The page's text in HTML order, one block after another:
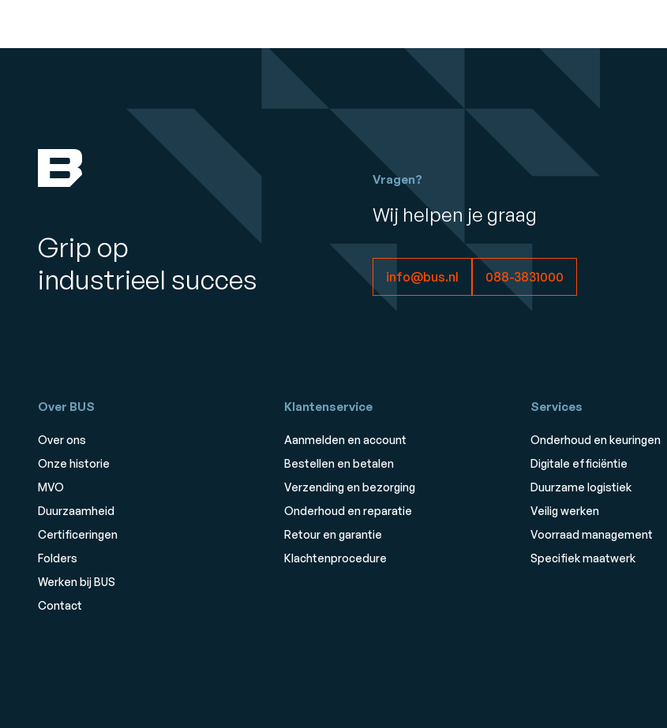
Grip op
industrieel succes
Vragen?
Wij helpen je graag
info@bus.nl 088-3831000
Over BUS
Over ons
Onze historie
MVO
Duurzaamheid
Certificeringen
Folders
Werken bij BUS
Contact
Klantenservice
Aanmelden en account
Bestellen en betalen
Verzending en bezorging
Onderhoud en reparatie
Retour en garantie
Klachtenprocedure
Services
Onderhoud en keuringen
Digitale efficiëntie
Duurzame logistiek
Veilig werken
Voorraad management
Specifiek maatwerk